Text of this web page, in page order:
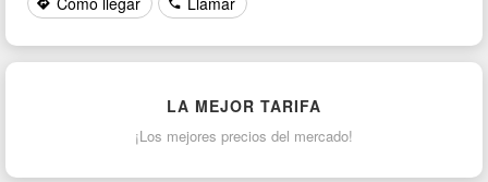
(Codigo de Pais + Codigo de Area + Numero)
LA MEJOR TARIFA
¡Los mejores precios del mercado!